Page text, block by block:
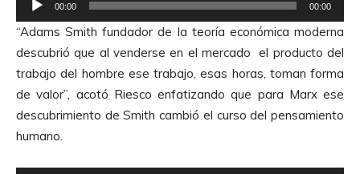
e
p
r
o
d
u
c
t
00:00 00:00
“Adams Smith fundador de la teoría económica moderna
descubrió que al venderse en el mercado el producto del
trabajo del hombre ese trabajo, esas horas, toman forma
de valor”, acotó Riesco enfatizando que para Marx ese
descubrimiento de Smith cambió el curso del pensamiento
humano.